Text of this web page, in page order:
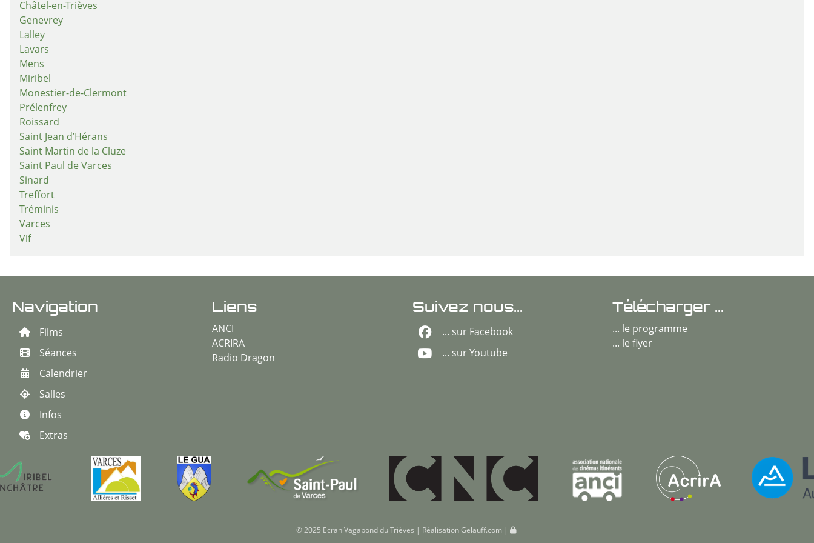
Châtel-en-Trièves
Genevrey
Lalley
Lavars
Mens
Miribel
Monestier-de-Clermont
Prélenfrey
Roissard
Saint Jean d’Hérans
Saint Martin de la Cluze
Saint Paul de Varces
Sinard
Treffort
Tréminis
Varces
Vif
Navigation
Films
Séances
Calendrier
Salles
Infos
Extras
Liens
ANCI
ACRIRA
Radio Dragon
Suivez nous...
... sur Facebook
... sur Youtube
Télécharger ...
... le programme
... le flyer
© 2025 Ecran Vagabond du Trièves | Réalisation Gelauff.com